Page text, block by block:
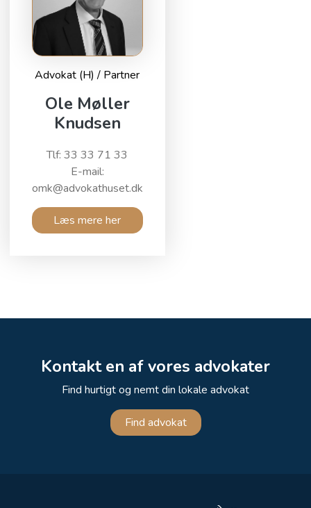
Advokat (H) / Partner
Ole Møller
Knudsen
Tlf: 33 33 71 33
E-mail:
omk@advokathuset.dk
Læs mere her
Kontakt en af vores advokater
Find hurtigt og nemt din lokale advokat
Find advokat